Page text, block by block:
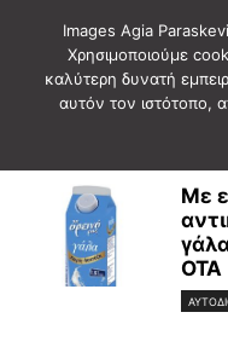
Αρχική Ετικέτες ΓΑΛΑ
Με
ΟΤΑ
Images Agia
Χρησιμοποιούμε
καλύτερη δυνατή
αυτόν τον ιστότοπο,